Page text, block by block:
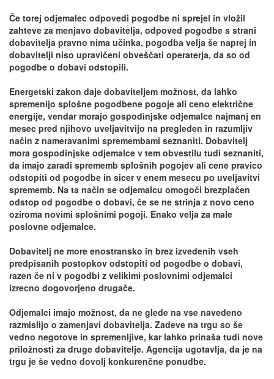
Če torej odjemalec odpovedi pogodbe ni sprejel in vložil
zahteve za menjavo dobavitelja, odpoved pogodbe s strani
dobavitelja pravno nima učinka, pogodba velja še naprej in
dobavitelji niso upravičeni obveščati operaterja, da so od
pogodbe o dobavi odstopili.
Energetski zakon daje dobaviteljem možnost, da lahko
spremenijo splošne pogodbene pogoje ali ceno električne
energije, vendar morajo gospodinjske odjemalce najmanj en
mesec pred njihovo uveljavitvijo na pregleden in razumljiv
način z nameravanimi spremembami seznaniti. Dobavitelj
mora gospodinjske odjemalce v tem obvestilu tudi seznaniti,
da imajo zaradi sprememb splošnih pogojev ali cene pravico
odstopiti od pogodbe in sicer v enem mesecu po uveljavitvi
sprememb. Na ta način se odjemalcu omogoči brezplačen
odstop od pogodbe o dobavi, če se ne strinja z novo ceno
oziroma novimi splošnimi pogoji. Enako velja za male
poslovne odjemalce.
Dobavitelj ne more enostransko in brez izvedenih vseh
predpisanih postopkov odstopiti od pogodbe o dobavi,
razen če ni v pogodbi z velikimi poslovnimi odjemalci
izrecno dogovorjeno drugače.
Odjemalci imajo možnost, da ne glede na vse navedeno
razmislijo o zamenjavi dobavitelja. Zadeve na trgu so še
vedno negotove in spremenljive, kar lahko prinaša tudi nove
priložnosti za druge dobavitelje. Agencija ugotavlja, da je na
trgu je še vedno dovolj konkurenčne ponudbe.